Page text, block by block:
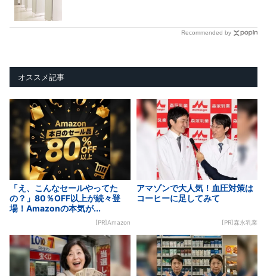
Recommended by
オススメ記事
「え、こんなセールやってた
の？」80％OFF以上が続々登
場！Amazonの本気が...
[PR]Amazon
アマゾンで大人気！血圧対策は
コーヒーに足してみて
[PR]森永乳業